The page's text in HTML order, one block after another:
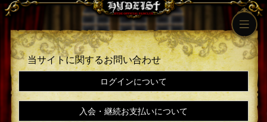
当サイトに関するお問い合わせ
ログインについて
入会・継続お支払いについて